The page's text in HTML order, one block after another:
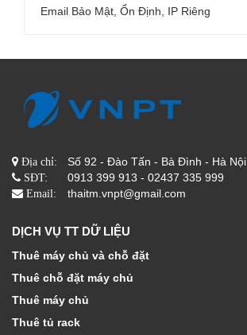
Email Bảo Mật, Ổn Định, IP Riêng
Địa chỉ: Số 92 - Đào Tấn - Bà Đình - Hà Nội
SĐT: 0913 399 913 - 02437 335 999
Email: thaitm.vnpt@gmail.com
DỊCH VỤ TT DỮ LIỆU
Thuê máy chủ và chỗ đặt
Thuê chỗ đặt máy chủ
Thuê máy chủ
Thuê tủ rack